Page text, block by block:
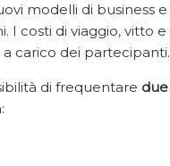
modelli di business e
I costi di viaggio, vitto e
carico dei partecipanti.
di frequentare due